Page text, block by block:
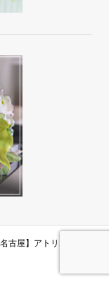
古屋】アトリエ由花.